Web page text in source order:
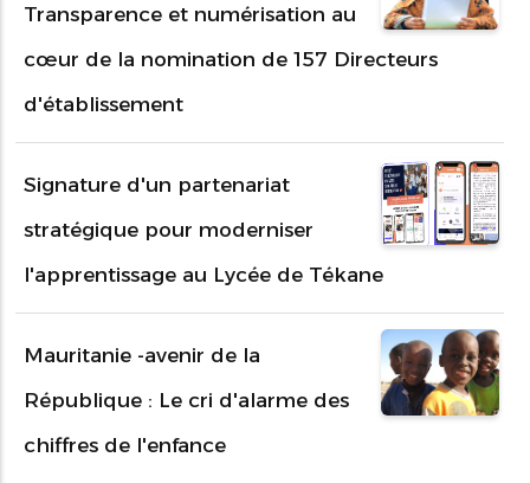
Transparence et numérisation au
cœur de la nomination de 157 Directeurs
d'établissement
Signature d'un partenariat
stratégique pour moderniser
l'apprentissage au Lycée de Tékane
Mauritanie -avenir de la
République : Le cri d'alarme des
chiffres de l'enfance